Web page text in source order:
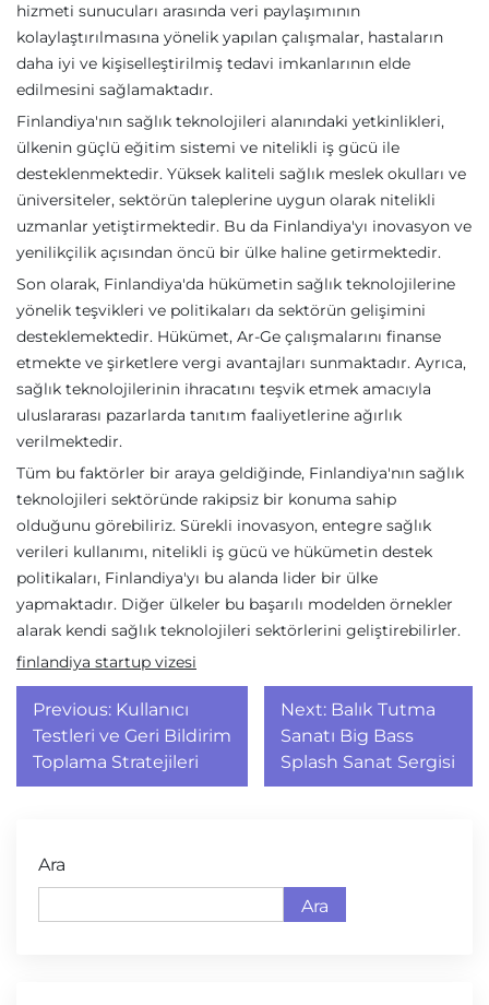
hizmeti sunucuları arasında veri paylaşımının
kolaylaştırılmasına yönelik yapılan çalışmalar, hastaların
daha iyi ve kişiselleştirilmiş tedavi imkanlarının elde
edilmesini sağlamaktadır.
Finlandiya'nın sağlık teknolojileri alanındaki yetkinlikleri,
ülkenin güçlü eğitim sistemi ve nitelikli iş gücü ile
desteklenmektedir. Yüksek kaliteli sağlık meslek okulları ve
üniversiteler, sektörün taleplerine uygun olarak nitelikli
uzmanlar yetiştirmektedir. Bu da Finlandiya'yı inovasyon ve
yenilikçilik açısından öncü bir ülke haline getirmektedir.
Son olarak, Finlandiya'da hükümetin sağlık teknolojilerine
yönelik teşvikleri ve politikaları da sektörün gelişimini
desteklemektedir. Hükümet, Ar-Ge çalışmalarını finanse
etmekte ve şirketlere vergi avantajları sunmaktadır. Ayrıca,
sağlık teknolojilerinin ihracatını teşvik etmek amacıyla
uluslararası pazarlarda tanıtım faaliyetlerine ağırlık
verilmektedir.
Tüm bu faktörler bir araya geldiğinde, Finlandiya'nın sağlık
teknolojileri sektöründe rakipsiz bir konuma sahip
olduğunu görebiliriz. Sürekli inovasyon, entegre sağlık
verileri kullanımı, nitelikli iş gücü ve hükümetin destek
politikaları, Finlandiya'yı bu alanda lider bir ülke
yapmaktadır. Diğer ülkeler bu başarılı modelden örnekler
alarak kendi sağlık teknolojileri sektörlerini geliştirebilirler.
finlandiya startup vizesi
Yazı
gezinmesi
Previous: Kullanıcı
Testleri ve Geri Bildirim
Toplama Stratejileri
Next: Balık Tutma
Sanatı Big Bass
Splash Sanat Sergisi
Ara
Ara